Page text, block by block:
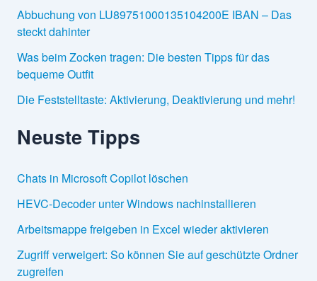
Abbuchung von LU89751000135104200E IBAN – Das
steckt dahinter
Was beim Zocken tragen: Die besten Tipps für das
bequeme Outfit
Die Feststelltaste: Aktivierung, Deaktivierung und mehr!
Neuste Tipps
Chats in Microsoft Copilot löschen
HEVC-Decoder unter Windows nachinstallieren
Arbeitsmappe freigeben in Excel wieder aktivieren
Zugriff verweigert: So können Sie auf geschützte Ordner
zugreifen